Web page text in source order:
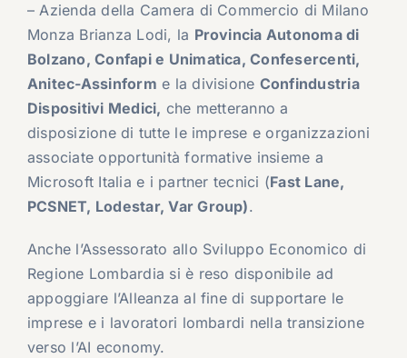
– Azienda della Camera di Commercio di Milano
Monza Brianza Lodi, la Provincia Autonoma di
Bolzano, Confapi e Unimatica, Confesercenti,
Anitec-Assinform e la divisione Confindustria
Dispositivi Medici, che metteranno a
disposizione di tutte le imprese e organizzazioni
associate opportunità formative insieme a
Microsoft Italia e i partner tecnici (Fast Lane,
PCSNET, Lodestar, Var Group).
Anche l’Assessorato allo Sviluppo Economico di
Regione Lombardia si è reso disponibile ad
appoggiare l’Alleanza al fine di supportare le
imprese e i lavoratori lombardi nella transizione
verso l’AI economy.